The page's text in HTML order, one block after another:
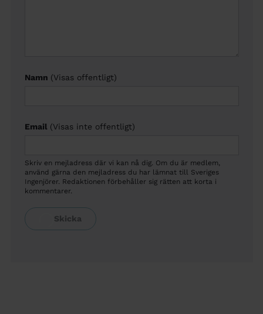
Namn (Visas offentligt)
Email (Visas inte offentligt)
Skriv en mejladress där vi kan nå dig. Om du är medlem,
använd gärna den mejladress du har lämnat till Sveriges
Ingenjörer. Redaktionen förbehåller sig rätten att korta i
kommentarer.